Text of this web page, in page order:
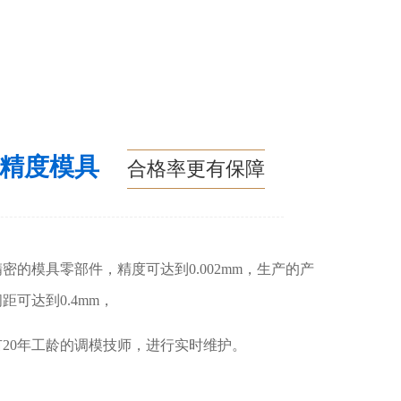
度模具 合格率更有保障
的模具零部件，精度可达到0.002mm，生产的产
可达到0.4mm，
年工龄的调模技师，进行实时维护。